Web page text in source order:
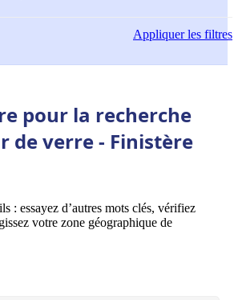
Appliquerles filtres
pour la recherche
de verre - Finistère
: essayez d’autres mots clés, vérifiez
votre zone géographique de